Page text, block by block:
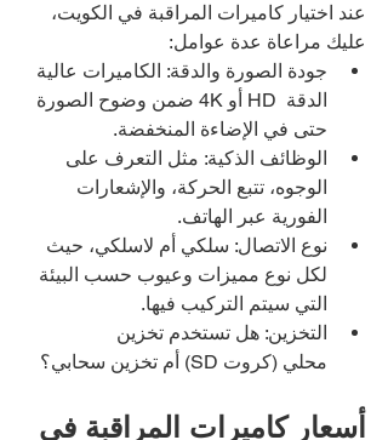
عند اختيار كاميرات المراقبة في الكويت،
عليك مراعاة عدة عوامل:
جودة الصورة والدقة: الكاميرات عالية
الدقة  HD أو 4K ضمن وضوح الصورة
حتى في الإضاءة المنخفضة.
الوظائف الذكية: مثل التعرف على
الوجوه، تتبع الحركة، والإشعارات
الفورية عبر الهاتف.
نوع الاتصال: سلكي أم لاسلكي، حيث
لكل نوع مميزات وعيوب حسب البيئة
التي سيتم التركيب فيها.
التخزين: هل تستخدم تخزين
محلي (كروت SD) أم تخزين سحابي؟
أسعار كاميرات المراقبة في